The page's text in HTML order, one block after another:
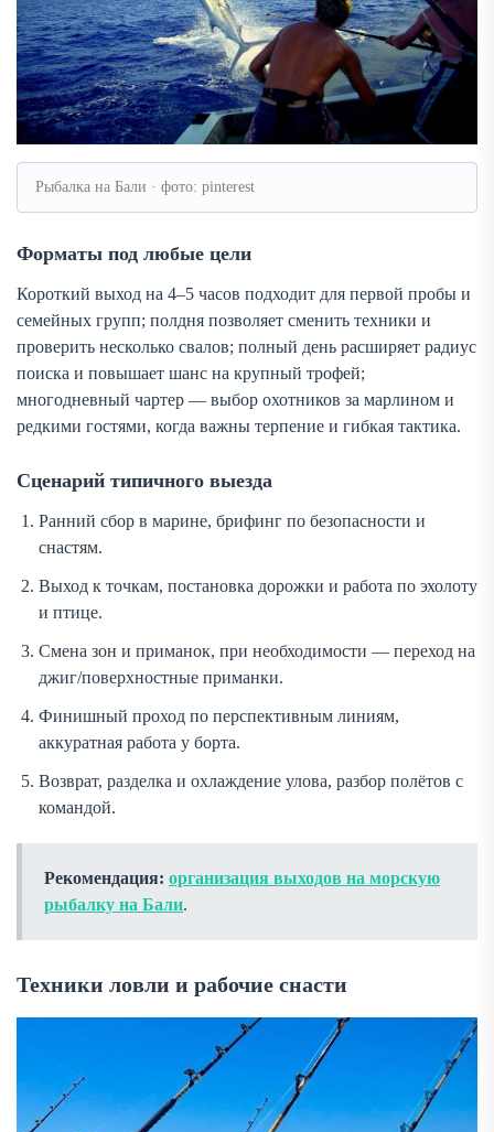
Рыбалка на Бали · фото: pinterest
Форматы под любые цели
Короткий выход на 4–5 часов подходит для первой пробы и
семейных групп; полдня позволяет сменить техники и
проверить несколько свалов; полный день расширяет радиус
поиска и повышает шанс на крупный трофей;
многодневный чартер — выбор охотников за марлином и
редкими гостями, когда важны терпение и гибкая тактика.
Сценарий типичного выезда
Ранний сбор в марине, брифинг по безопасности и
снастям.
Выход к точкам, постановка дорожки и работа по эхолоту
и птице.
Смена зон и приманок, при необходимости — переход на
джиг/поверхностные приманки.
Финишный проход по перспективным линиям,
аккуратная работа у борта.
Возврат, разделка и охлаждение улова, разбор полётов с
командой.
Рекомендация: организация выходов на морскую
рыбалку на Бали.
Техники ловли и рабочие снасти